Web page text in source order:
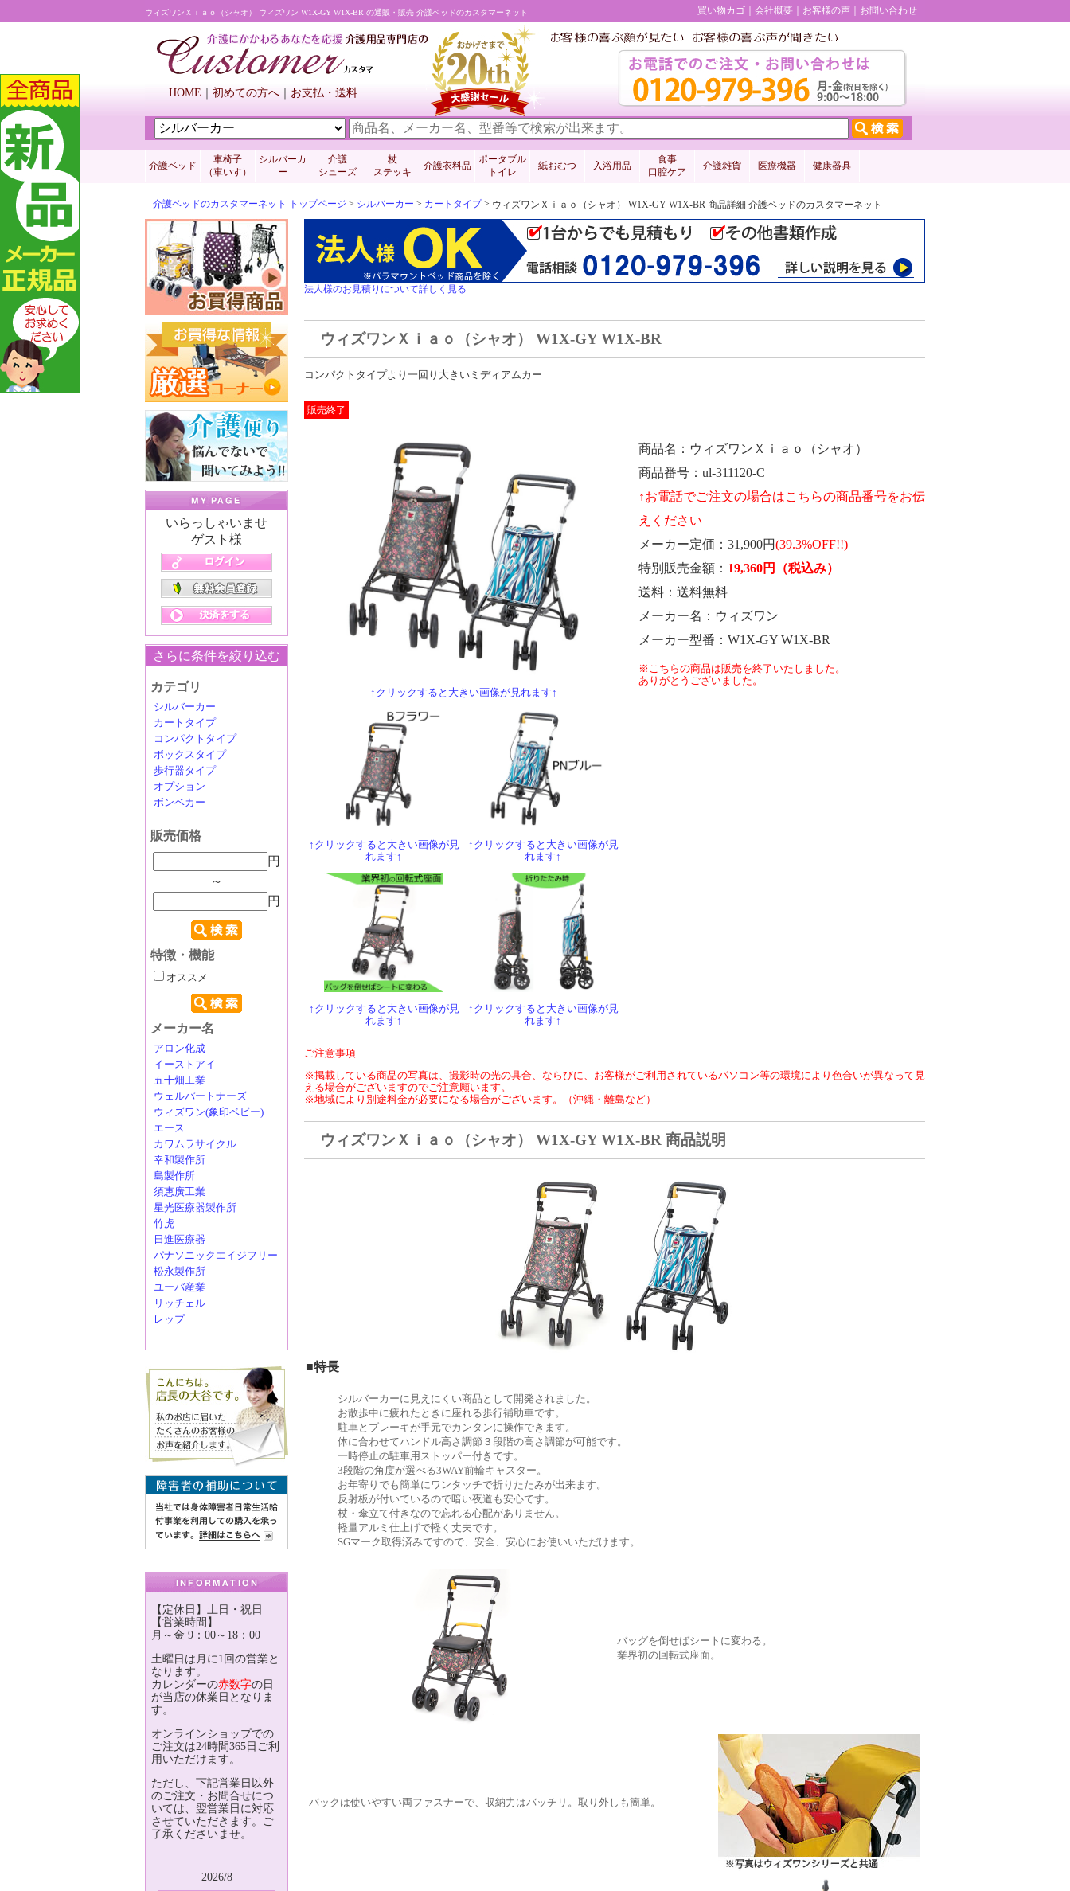
ウィズワンＸｉａｏ（シャオ） ウィズワン W1X-GY W1X-BR の通販・販売 介護ベッドのカスタマーネット 買い物カゴ 会社概要 お客様の声 お問い合わせ
HOME 初めての方へ お支払・送料
介護ベッド
車椅子
（車いす）
シルバーカ
ー
介護
シューズ
杖
ステッキ
介護衣料品
ポータブル
トイレ
紙おむつ 入浴用品
食事
口腔ケア
介護雑貨 医療機器 健康器具
介護ベッドのカスタマーネット トップページ > シルバーカー > カートタイプ> ウィズワンＸｉａｏ（シャオ） W1X-GY W1X-BR 商品詳細 介護ベッドのカスタマーネット
いらっしゃいませ
ゲスト様
さらに条件を絞り込む
カテゴリ
シルバーカー
カートタイプ
コンパクトタイプ
ボックスタイプ
歩行器タイプ
オプション
ボンベカー
販売価格
円
～
円
特徴・機能
オススメ
メーカー名
アロン化成
イーストアイ
五十畑工業
ウェルパートナーズ
ウィズワン(象印ベビー)
エース
カワムラサイクル
幸和製作所
島製作所
須恵廣工業
星光医療器製作所
竹虎
日進医療器
パナソニックエイジフリー
松永製作所
ユーバ産業
リッチェル
レップ
【定休日】土日・祝日
【営業時間】
月～金 9：00～18：00
土曜日は月に1回の営業と
なります。
カレンダーの赤数字の日
が当店の休業日となりま
す。
オンラインショップでの
ご注文は24時間365日ご利
用いただけます。
ただし、下記営業日以外
のご注文・お問合せにつ
いては、翌営業日に対応
させていただきます。ご
了承くださいませ。
2026/8
法人様のお見積りについて詳しく見る
ウィズワンＸｉａｏ（シャオ） W1X-GY W1X-BR
コンパクトタイプより一回り大きいミディアムカー
販売終了
↑クリックすると大きい画像が見れます↑
↑クリックすると大きい画像が見
れます↑
↑クリックすると大きい画像が見
れます↑
↑クリックすると大きい画像が見
れます↑
↑クリックすると大きい画像が見
れます↑
商品名
ウィズワンＸｉａｏ（シャオ）
商品番号
ul-311120-C
メーカー定価 31,900円(39.3%OFF!!)
特別販売金額
19,360円
（税込み）
送料
送料無料
メーカー名
ウィズワン
メーカー型番
W1X-GY W1X-BR
※こちらの商品は販売を終了いたしました。
ありがとうございました。
ご注意事項
※掲載している商品の写真は、撮影時の光の具合、ならびに、お客様がご利用されているパソコン等の環境により色合いが異なって見
える場合がございますのでご注意願います。
※地域により別途料金が必要になる場合がございます。（沖縄・離島など）
ウィズワンＸｉａｏ（シャオ） W1X-GY W1X-BR 商品説明
■特長
シルバーカーに見えにくい商品として開発されました。
お散歩中に疲れたときに座れる歩行補助車です。
駐車とブレーキが手元でカンタンに操作できます。
体に合わせてハンドル高さ調節３段階の高さ調節が可能です。
一時停止の駐車用ストッパー付きです。
3段階の角度が選べる3WAY前輪キャスター。
お年寄りでも簡単にワンタッチで折りたたみが出来ます。
反射板が付いているので暗い夜道も安心です。
杖・傘立て付きなので忘れる心配がありません。
軽量アルミ仕上げで軽く丈夫です。
SGマーク取得済みですので、安全、安心にお使いいただけます。
バッグを倒せばシートに変わる。
業界初の回転式座面。
バックは使いやすい両ファスナーで、収納力はバッチリ。取り外しも簡単。